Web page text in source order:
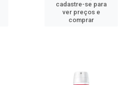
cadastre-se para
ver preços e
comprar